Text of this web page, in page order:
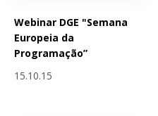
Webinar DGE "Semana
Europeia da
Programação”
15.10.15